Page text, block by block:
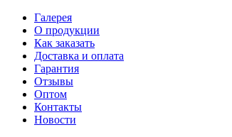
Галерея
О продукции
Как заказать
Доставка и оплата
Гарантия
Отзывы
Оптом
Контакты
Новости